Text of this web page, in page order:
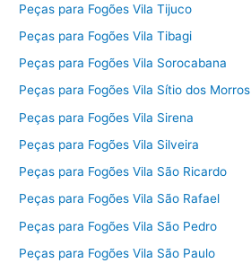
Peças para Fogões Vila Tijuco
Peças para Fogões Vila Tibagi
Peças para Fogões Vila Sorocabana
Peças para Fogões Vila Sítio dos Morros
Peças para Fogões Vila Sirena
Peças para Fogões Vila Silveira
Peças para Fogões Vila São Ricardo
Peças para Fogões Vila São Rafael
Peças para Fogões Vila São Pedro
Peças para Fogões Vila São Paulo